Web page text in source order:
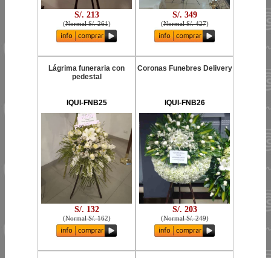
S/. 213
(Normal S/. 261)
S/. 349
(Normal S/. 427)
Lágrima funeraria con
pedestal
IQUI-FNB25
S/. 132
(Normal S/. 162)
Coronas Funebres Delivery
IQUI-FNB26
S/. 203
(Normal S/. 249)